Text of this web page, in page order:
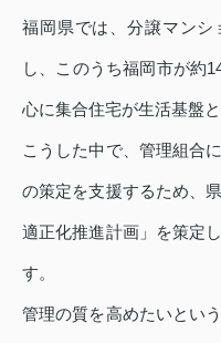
福岡県では、分譲マンシ
し、このうち福岡市が約
心に集合住宅が生活基盤
こうした中で、管理組合
の策定を支援するため、
適正化推進計画」を策定
す。
管理の質を高めたいとい